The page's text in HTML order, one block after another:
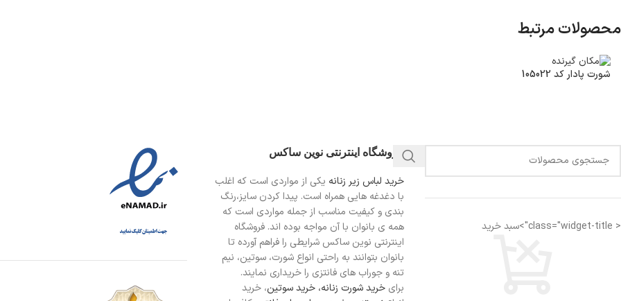
محصولات مرتبط
شورت پادار کد 105022
< class="widget-title">سبد خرید
فروشگاه اینترنتی نوین ساکس
خرید لباس زیر زنانه یکی از مواردی است که اغلب
با دغدغه هایی همراه است. پیدا کردن سایز،رنگ
بندی و کیفیت مناسب از جمله مواردی است که
همه ی بانوان با آن مواجه بوده اند. فروشگاه
اینترنتی نوین ساکس شرایطی را فراهم آورده تا
بانوان بتوانند به راحتی انواع شورت، سوتین، نیم
تنه و جوراب های فانتزی را خریداری نمایند.
برای خرید شورت زنانه، خرید سوتین، خرید